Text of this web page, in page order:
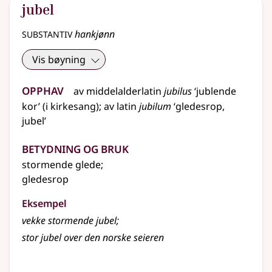
jubel
substantivhankjønn
Vis bøyning
Opphav av middelalderlatin jubilus‘jublende
kor’ (i kirkesang); av latin jubilum ‘gledesrop,
jubel’
Betydning og bruk
stormende glede;
gledesrop
Eksempel
vekke stormendejubel;
storjubelover den norske seieren